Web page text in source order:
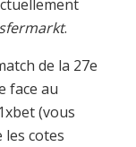
.
de la 27e
face au
(vous
les cotes